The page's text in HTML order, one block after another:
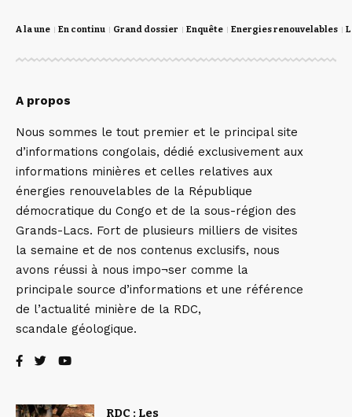
A la une En continu Grand dossier Enquête Energies renouvelables
A propos
Nous sommes le tout premier et le principal site
d’informations congolais, dédié exclusivement aux
informations minières et celles relatives aux
énergies renouvelables de la République
démocratique du Congo et de la sous-région des
Grands-Lacs. Fort de plusieurs milliers de visites
la semaine et de nos contenus exclusifs, nous
avons réussi à nous impo¬ser comme la
principale source d’informations et une référence
de l’actualité minière de la RDC,
scandale géologique.
RDC : Les